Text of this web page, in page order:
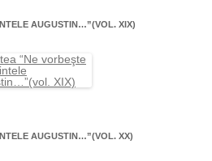
AUGUSTIN…”(VOL. XIX)
AUGUSTIN…”(VOL. XX)